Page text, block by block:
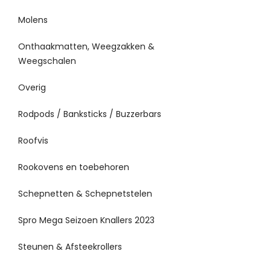
Molens
Onthaakmatten, Weegzakken &
Weegschalen
Overig
Rodpods / Banksticks / Buzzerbars
Roofvis
Rookovens en toebehoren
Schepnetten & Schepnetstelen
Spro Mega Seizoen Knallers 2023
Steunen & Afsteekrollers